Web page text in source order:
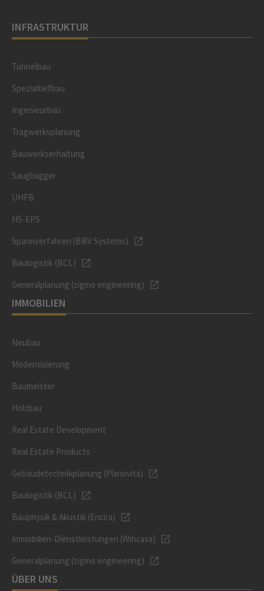
INFRASTRUKTUR
Tunnelbau
Spezialtiefbau
Ingenieurbau
Tragwerksplanung
Bauwerkserhaltung
Saugbagger
UHFB
HS-EPS
Spannverfahren (BBV Systems)
Baulogistik (BCL)
Generalplanung (zigmo engineering)
IMMOBILIEN
Neubau
Modernisierung
Baumeister
Holzbau
Real Estate Development
Real Estate Products
Gebäudetechnikplanung (Planovita)
Baulogistik (BCL)
Bauphysik & Akustik (Encira)
Immobilien-Dienstleistungen (Wincasa)
Generalplanung (zigmo engineering)
ÜBER UNS